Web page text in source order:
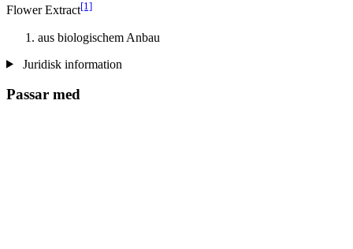
Flower Extract[1]
aus biologischem Anbau
Juridisk information
Passar med